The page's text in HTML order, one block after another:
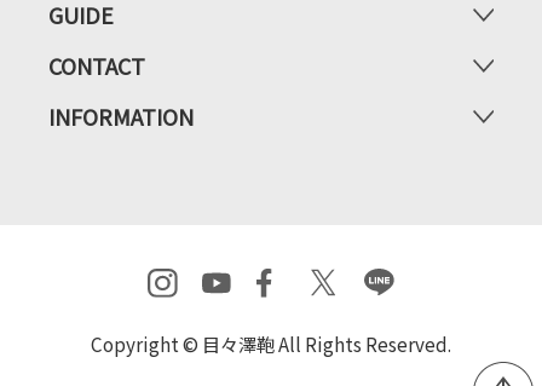
GUIDE
CONTACT
INFORMATION
Copyright © 目々澤鞄 All Rights Reserved.